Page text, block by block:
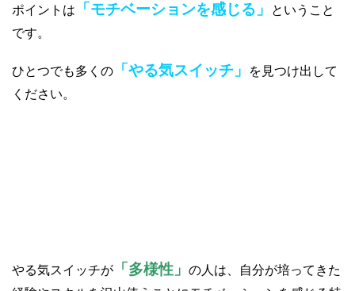
ポイントは 「モチベーションを感じる」
ということ
です。
ひとつでも多くの 「やる気スイッチ」
を見つけ出して
ください。
やる気スイッチが 「多様性」 の人は、自分が培ってきた